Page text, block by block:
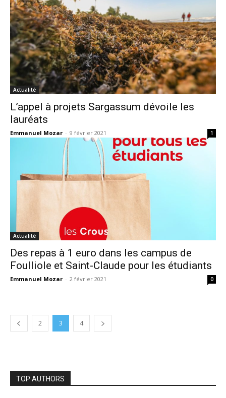
Actualité
L’appel à projets Sargassum dévoile les
lauréats
Emmanuel Mozar - 9 février 2021 1
Actualité
Des repas à 1 euro dans les campus de
Foulliole et Saint-Claude pour les étudiants
Emmanuel Mozar - 2 février 2021 0
2 3 4
TOP AUTHORS